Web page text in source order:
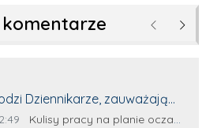
Poprzednie
Dziennikarze, zauważają
które dopiero wkraczają
komentarza:
Źródło komentarza:
Kulisy pracy na planie oczami młodego filmowca